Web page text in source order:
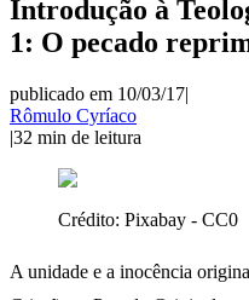
Introdução à
1: O pecado
publicado em 10/03/17|
Rômulo Cyríaco
|32 min de leitura
Crédito: Pixabay - CC0
A unidade e a inocência